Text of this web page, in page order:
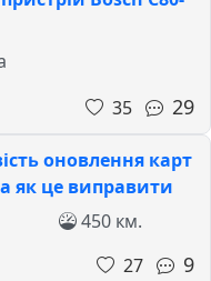
35
29
оновлення карт
як це виправити
450 км.
27
9